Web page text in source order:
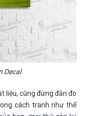
Decal
liệu, cũng đừng đắn đo
cách tranh như thế